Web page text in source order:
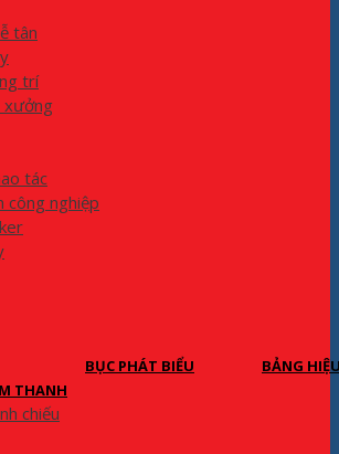
tân
trí
xưởng
tác
công nghiệp
BỤC PHÁT BIỂU
BẢNG
THANH
chiếu